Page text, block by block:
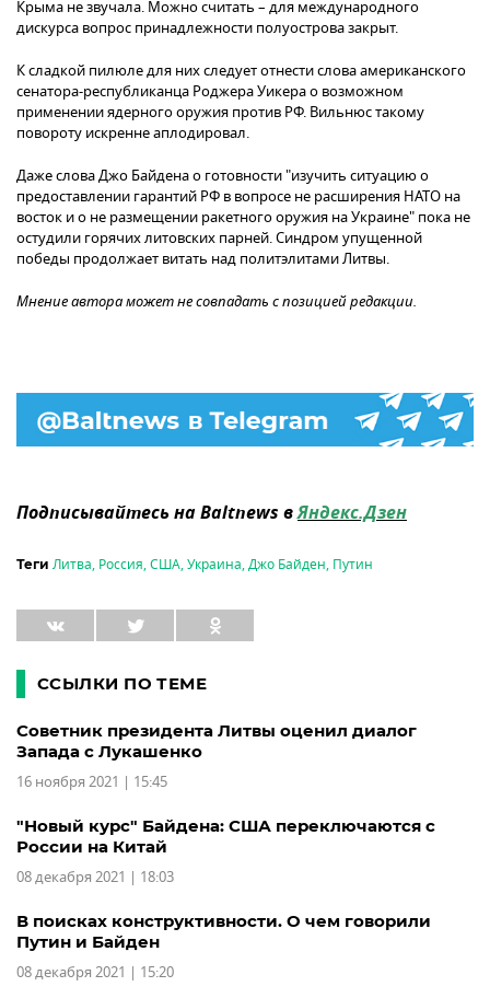
Крыма не звучала. Можно считать – для международного
дискурса вопрос принадлежности полуострова закрыт.
К сладкой пилюле для них следует отнести слова американского
сенатора-республиканца Роджера Уикера о возможном
применении ядерного оружия против РФ. Вильнюс такому
повороту искренне аплодировал.
Даже слова Джо Байдена о готовности "изучить ситуацию о
предоставлении гарантий РФ в вопросе не расширения НАТО на
восток и о не размещении ракетного оружия на Украине" пока не
остудили горячих литовских парней. Синдром упущенной
победы продолжает витать над политэлитами Литвы.
Мнение автора может не совпадать с позицией редакции.
Подписывайтесь на Baltnews вЯндекс.Дзен
Теги Литва, Россия,США,Украина,Джо Байден, Путин
ССЫЛКИ ПО ТЕМЕ
Советник президента Литвы оценил диалог
Запада с Лукашенко
16 ноября 2021 | 15:45
"Новый курс" Байдена: США переключаются с
России на Китай
08 декабря 2021 | 18:03
В поисках конструктивности. О чем говорили
Путин и Байден
08 декабря 2021 | 15:20